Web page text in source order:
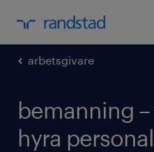
arbetsgivare
bemanning
hyra